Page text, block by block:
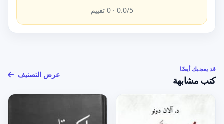
0.0/5 ·
0 تقييم
قد يعجبك أيضًا
كتب مشابهة
عرض التصنيف